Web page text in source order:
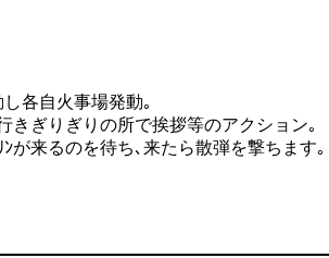
各自火事場発動｡
きぎりぎりの所で挨拶等のアクション｡
が来るのを待ち､来たら散弾を撃ちます｡